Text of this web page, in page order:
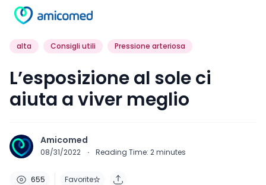
alta Consigli utili Pressione arteriosa
L’esposizione al sole ci
aiuta a viver meglio
Amicomed
08/31/2022 · Reading Time: 2minutes
655 Favorite